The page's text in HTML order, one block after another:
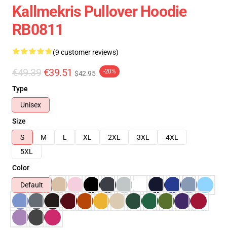
Kallmekris Pullover Hoodie
RB0811
(9 customer reviews)
€49.39 €39.51 $42.95 -20%
Type
Unisex
Size
S
M L XL 2XL 3XL
4XL
5XL
Color
Default